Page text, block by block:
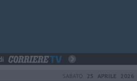
SABATO 25 APRILE 2026